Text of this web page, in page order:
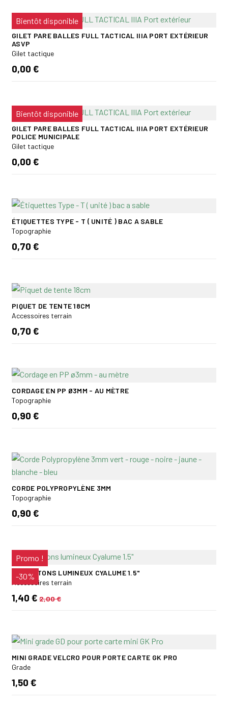
Bientôt disponible
GILET PARE BALLES FULL TACTICAL IIIA PORT EXTÉRIEUR
ASVP
Gilet tactique
0,00 €
Bientôt disponible
GILET PARE BALLES FULL TACTICAL IIIA PORT EXTÉRIEUR
POLICE MUNICIPALE
Gilet tactique
0,00 €
ÉTIQUETTES TYPE - T ( UNITÉ ) BAC A SABLE
Topographie
0,70 €
PIQUET DE TENTE 18CM
Accessoires terrain
0,70 €
CORDAGE EN PP Ø3MM - AU MÈTRE
Topographie
0,90 €
CORDE POLYPROPYLÈNE 3MM
Topographie
0,90 €
Promo !
-30%
MINI BÂTONS LUMINEUX CYALUME 1.5"
Accessoires terrain
1,40 € 2,00 €
MINI GRADE VELCRO POUR PORTE CARTE GK PRO
Grade
1,50 €